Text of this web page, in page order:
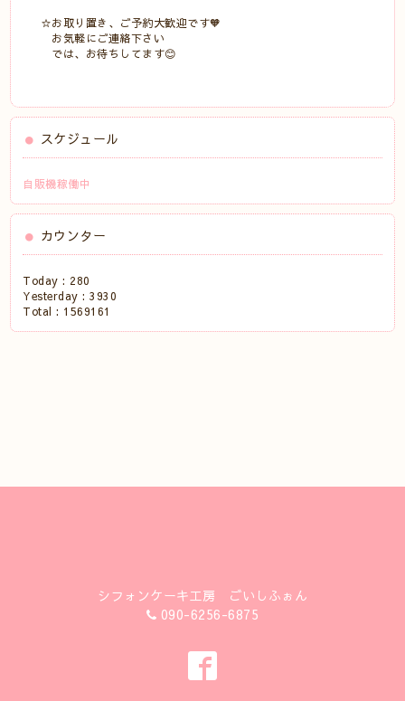
☆お取り置き、ご予約大歓迎です🧡
お気軽にご連絡下さい
では、お待ちしてます😊
スケジュール
自販機稼働中
カウンター
Today : 280
Yesterday :3930
Total : 1569161
シフォンケーキ工房 ごいしふぉん
090-6256-6875